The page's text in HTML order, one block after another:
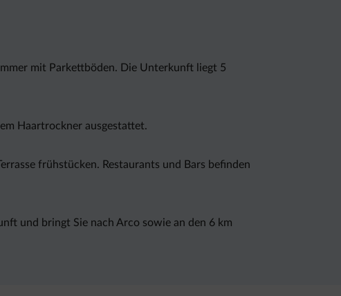
mit Parkettböden. Die Unterkunft liegt 5
Haartrockner ausgestattet.
frühstücken. Restaurants und Bars befinden
und bringt Sie nach Arco sowie an den 6 km